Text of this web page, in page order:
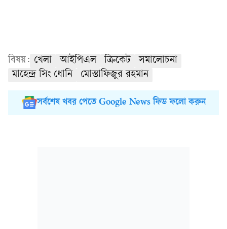
বিষয়: খেলা আইপিএল ক্রিকেট
সমালোচনা
মাহেন্দ্র সিং ধোনি
মোস্তাফিজুর রহমান
সর্বশেষ খবর পেতে Google News ফিড ফলো করুন